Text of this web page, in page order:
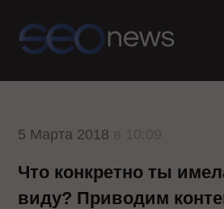
5 Марта 2018
Что конкретно ты
виду? Приводим